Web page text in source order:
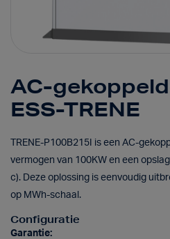
AC-
ESS-TRENE
TRENE-P100B215I is een AC-
vermogen van 100KW en een
c). Deze oplossing is eenvoudig
op MWh-schaal.
Configuratie
Garantie: